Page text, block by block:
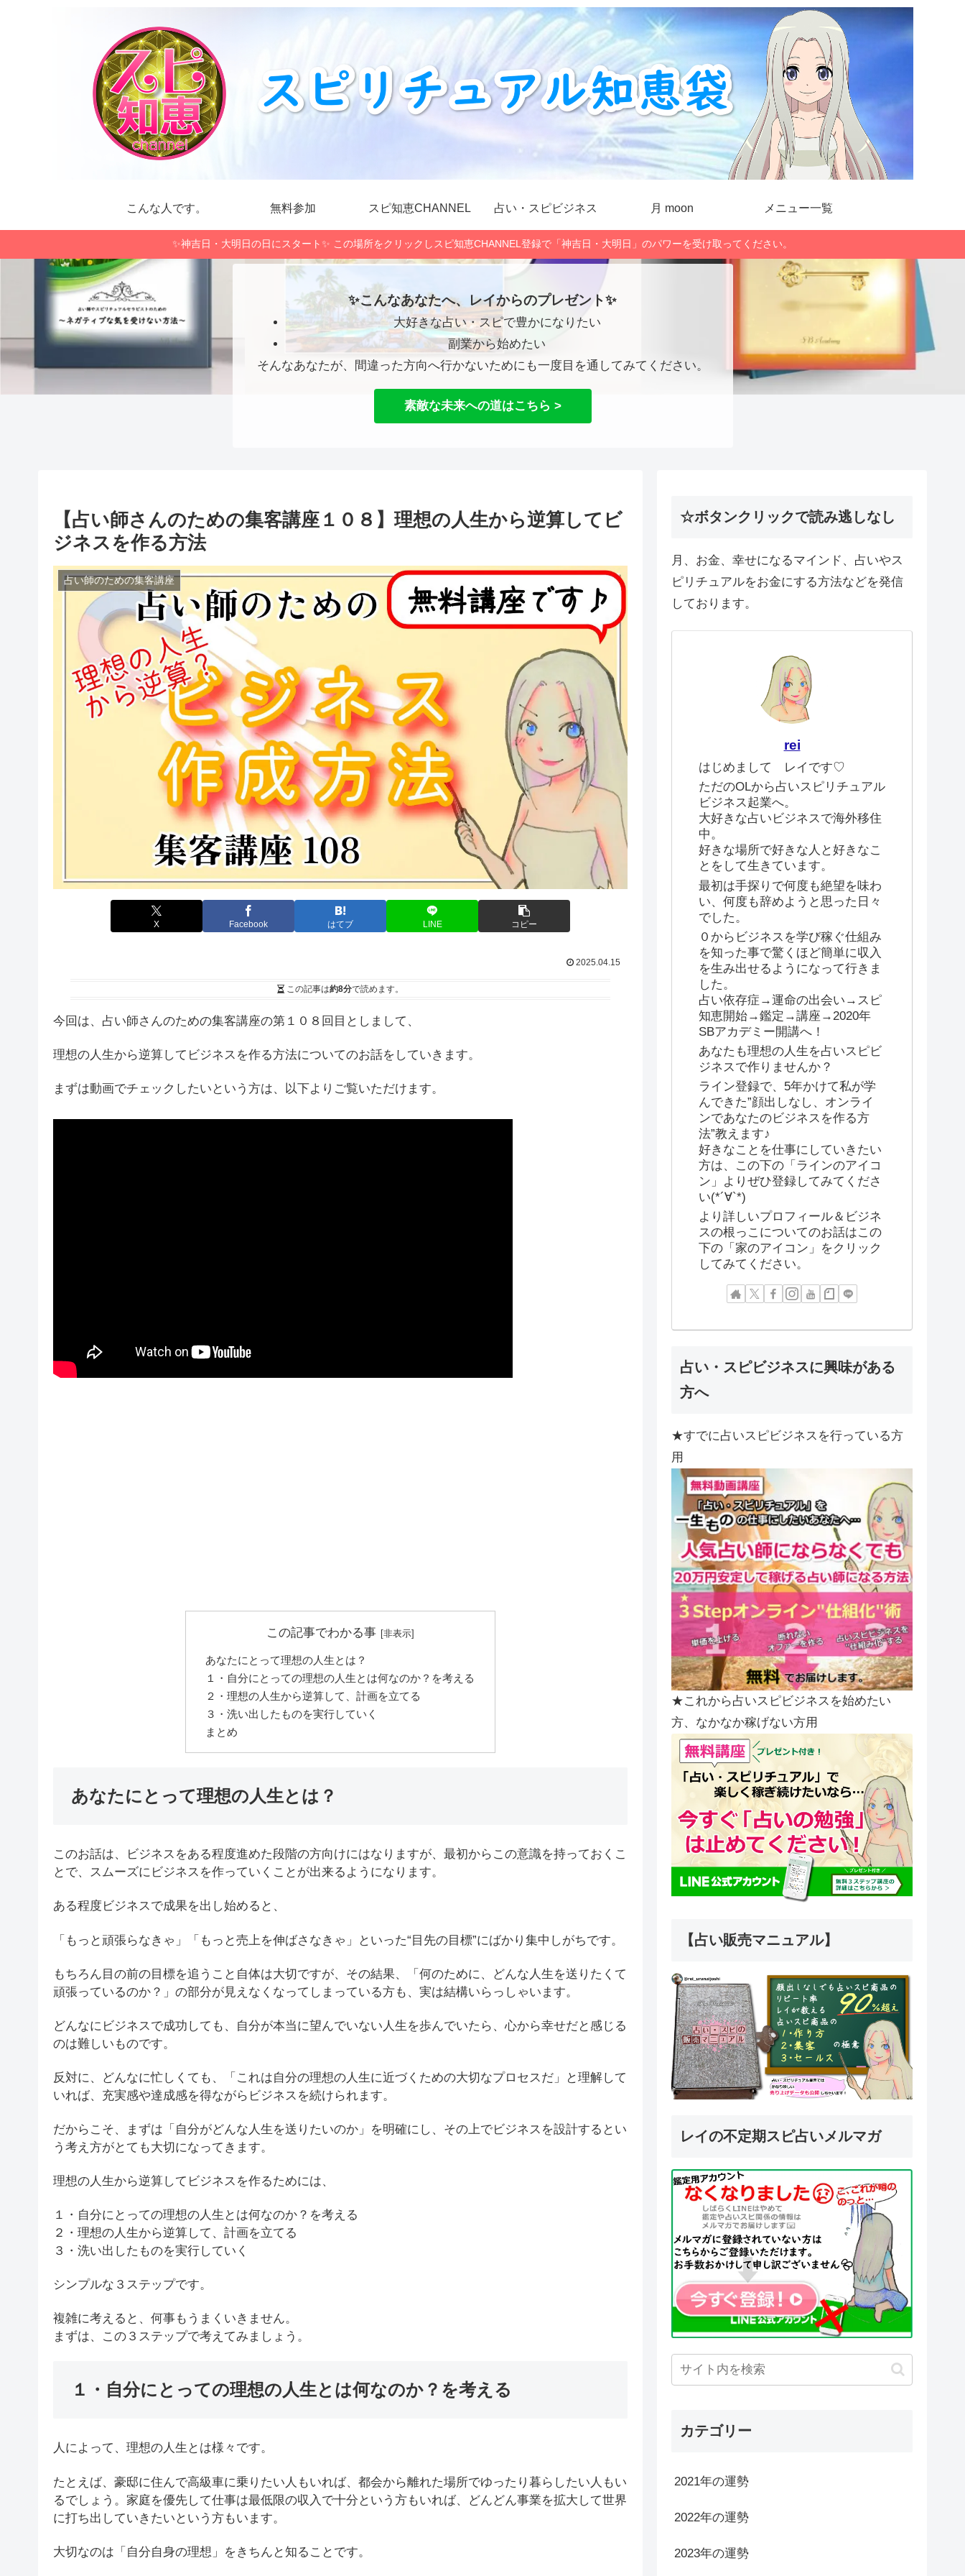
こんな人です。 無料参加 スピ知恵CHANNEL 占い・スピビジネス 月 moon メニュー一覧
✨神吉日・大明日の日にスタート✨ この場所をクリックしスピ知恵CHANNEL登録で「神吉日・大明日」のパワーを受け取ってください。
✨こんなあなたへ、レイからのプレゼント✨
大好きな占い・スピで豊かになりたい
副業から始めたい
そんなあなたが、間違った方向へ行かないためにも一度目を通してみてください。
素敵な未来への道はこちら >
【占い師さんのための集客講座１０８】理想の人生から逆算してビ
ジネスを作る方法
占い師のための集客講座
X Facebook はてブ LINE コピー
2025.04.15
この記事は約8分で読めます。
今回は、占い師さんのための集客講座の第１０８回目としまして、
理想の人生から逆算してビジネスを作る方法についてのお話をしていきます。
まずは動画でチェックしたいという方は、以下よりご覧いただけます。
この記事でわかる事
あなたにとって理想の人生とは？
１・自分にとっての理想の人生とは何なのか？を考える
２・理想の人生から逆算して、計画を立てる
３・洗い出したものを実行していく
まとめ
あなたにとって理想の人生とは？
このお話は、ビジネスをある程度進めた段階の方向けにはなりますが、最初からこの意識を持っておくこ
とで、スムーズにビジネスを作っていくことが出来るようになります。
ある程度ビジネスで成果を出し始めると、
「もっと頑張らなきゃ」「もっと売上を伸ばさなきゃ」といった“目先の目標”にばかり集中しがちです。
もちろん目の前の目標を追うこと自体は大切ですが、その結果、「何のために、どんな人生を送りたくて
頑張っているのか？」の部分が見えなくなってしまっている方も、実は結構いらっしゃいます。
どんなにビジネスで成功しても、自分が本当に望んでいない人生を歩んでいたら、心から幸せだと感じる
のは難しいものです。
反対に、どんなに忙しくても、「これは自分の理想の人生に近づくための大切なプロセスだ」と理解して
いれば、充実感や達成感を得ながらビジネスを続けられます。
だからこそ、まずは「自分がどんな人生を送りたいのか」を明確にし、その上でビジネスを設計するとい
う考え方がとても大切になってきます。
理想の人生から逆算してビジネスを作るためには、
１・自分にとっての理想の人生とは何なのか？を考える
２・理想の人生から逆算して、計画を立てる
３・洗い出したものを実行していく
シンプルな３ステップです。
複雑に考えると、何事もうまくいきません。
まずは、この３ステップで考えてみましょう。
１・自分にとっての理想の人生とは何なのか？を考える
人によって、理想の人生とは様々です。
たとえば、豪邸に住んで高級車に乗りたい人もいれば、都会から離れた場所でゆったり暮らしたい人もい
るでしょう。家庭を優先して仕事は最低限の収入で十分という方もいれば、どんどん事業を拡大して世界
に打ち出していきたいという方もいます。
大切なのは「自分自身の理想」をきちんと知ることです。
☆ボタンクリックで読み逃しなし
月、お金、幸せになるマインド、占いやス
ピリチュアルをお金にする方法などを発信
しております。
rei
はじめまして レイです♡
ただのOLから占いスピリチュアル
ビジネス起業へ。
大好きな占いビジネスで海外移住
中。
好きな場所で好きな人と好きなこ
とをして生きています。
最初は手探りで何度も絶望を味わ
い、何度も辞めようと思った日々
でした。
０からビジネスを学び稼ぐ仕組み
を知った事で驚くほど簡単に収入
を生み出せるようになって行きま
した。
占い依存症→運命の出会い→スピ
知恵開始→鑑定→講座→2020年
SBアカデミー開講へ！
あなたも理想の人生を占いスピビ
ジネスで作りませんか？
ライン登録で、5年かけて私が学
んできた”顔出しなし、オンライ
ンであなたのビジネスを作る方
法”教えます♪
好きなことを仕事にしていきたい
方は、この下の「ラインのアイコ
ン」よりぜひ登録してみてくださ
い(*´∀`*)
より詳しいプロフィール＆ビジネ
スの根っこについてのお話はこの
下の「家のアイコン」をクリック
してみてください。
占い・スピビジネスに興味がある
方へ
★すでに占いスピビジネスを行っている方
用
★これから占いスピビジネスを始めたい
方、なかなか稼げない方用
【占い販売マニュアル】
レイの不定期スピ占いメルマガ
カテゴリー
2021年の運勢
2022年の運勢
2023年の運勢